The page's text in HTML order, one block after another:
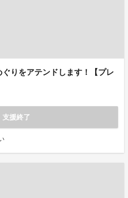
ぐりをアテンドします！【プレ
支援終了